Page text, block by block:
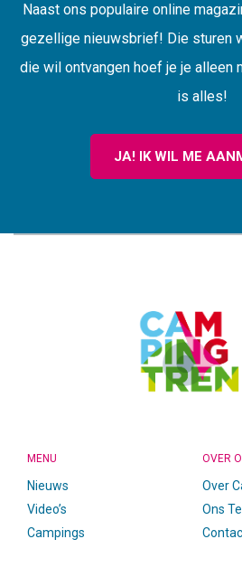
Naast ons populaire online
gezellige nieuwsbrief! Die sturen
die wil ontvangen hoef je je alleen
is alles!
JA! IK WIL ME
MENU
Nieuws
Video’s
Campings
OVER
Over
Ons